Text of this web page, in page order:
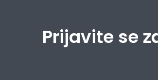
Prijavite se